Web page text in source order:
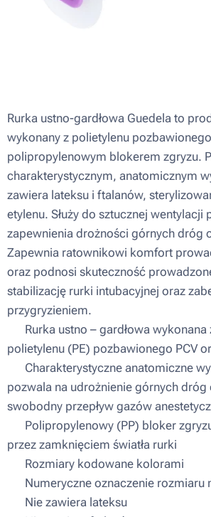
Rurka ustno-gardłowa Guedela to
wykonany z polietylenu
polipropylenowym blokerem zgryzu.
charakterystycznym, anatomicznym
zawiera lateksu i ftalanów,
etylenu. Służy do sztucznej wentylacji
zapewnienia drożności górnych dróg
Zapewnia ratownikowi komfort
oraz podnosi skuteczność
stabilizację rurki intubacyjnej oraz
przygryzieniem.
▪ Rurka ustno – gardłowa
polietylenu (PE) pozbawionego PCV
▪ Charakterystyczne anatomiczne
pozwala na udrożnienie górnych
swobodny przepływ gazów
▪ Polipropylenowy (PP) bloker
przez zamknięciem światła rurki
▪ Rozmiary kodowane kolorami
▪ Numeryczne oznaczenie rozmiaru
▪ Nie zawiera lateksu